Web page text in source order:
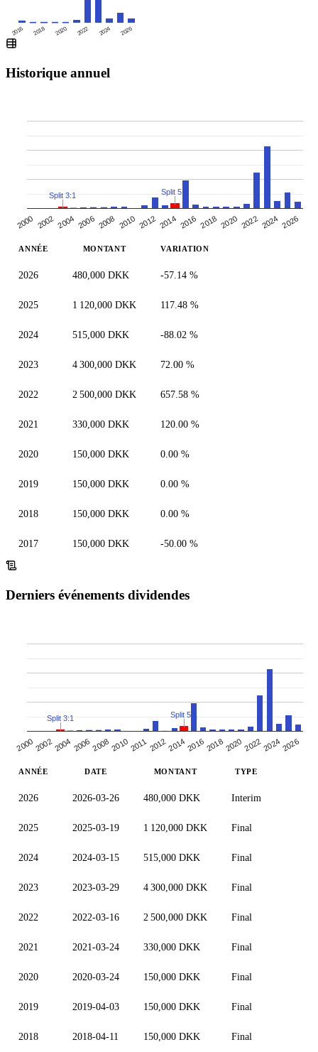
2016 2018 2020 2022 2024 2026
Historique annuel
2000 2002 2004 2006 2008 2010 2012 2014 2016 2018 2020 2022 2024 2026
Split 3:1 Split 5:1
ANNÉE MONTANT VARIATION
2026 480,000 DKK -57.14 %
2025 1 120,000 DKK 117.48 %
2024 515,000 DKK -88.02 %
2023 4 300,000 DKK 72.00 %
2022 2 500,000 DKK 657.58 %
2021 330,000 DKK 120.00 %
2020 150,000 DKK 0.00 %
2019 150,000 DKK 0.00 %
2018 150,000 DKK 0.00 %
2017 150,000 DKK -50.00 %
Derniers événements dividendes
200020022004 200620082010201120122014201620182020202220242026
Split 3:1 Split 5:1
ANNÉE DATE MONTANT TYPE
2026 2026-03-26 480,000 DKK Interim
2025 2025-03-19 1 120,000 DKK Final
2024 2024-03-15 515,000 DKK Final
2023 2023-03-29 4 300,000 DKK Final
2022 2022-03-16 2 500,000 DKK Final
2021 2021-03-24 330,000 DKK Final
2020 2020-03-24 150,000 DKK Final
2019 2019-04-03 150,000 DKK Final
2018 2018-04-11 150,000 DKK Final